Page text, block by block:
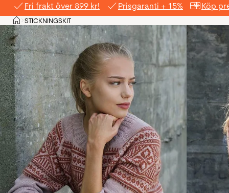
Fri frakt över 899 kr! Prisgaranti + 15% Köp
Hem
>STICKNINGSKIT